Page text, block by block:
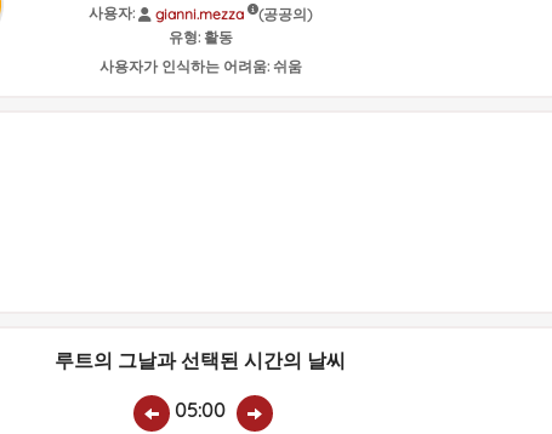
사용자:
gianni.mezza
(공공의)
유형: 활동
사용자가 인식하는 어려움: 쉬움
루트의 그날과 선택된 시간의 날씨
05:00